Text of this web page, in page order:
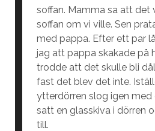
soffan. Mamma sa att det
soffan om vi ville. Sen
med pappa. Efter ett par
jag att pappa skakade på
trodde att det skulle bli
fast det blev det inte.
ytterdörren slog igen med
satt en glasskiva i dörren
till.